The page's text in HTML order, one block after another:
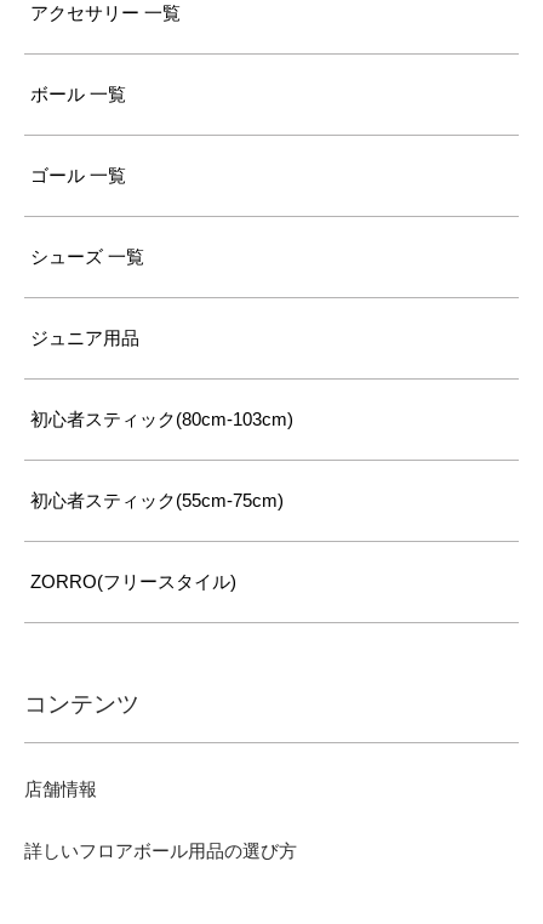
アクセサリー 一覧
ボール 一覧
ゴール 一覧
シューズ 一覧
ジュニア用品
初心者スティック(80cm-103cm)
初心者スティック(55cm-75cm)
ZORRO(フリースタイル)
コンテンツ
店舗情報
詳しいフロアボール用品の選び方